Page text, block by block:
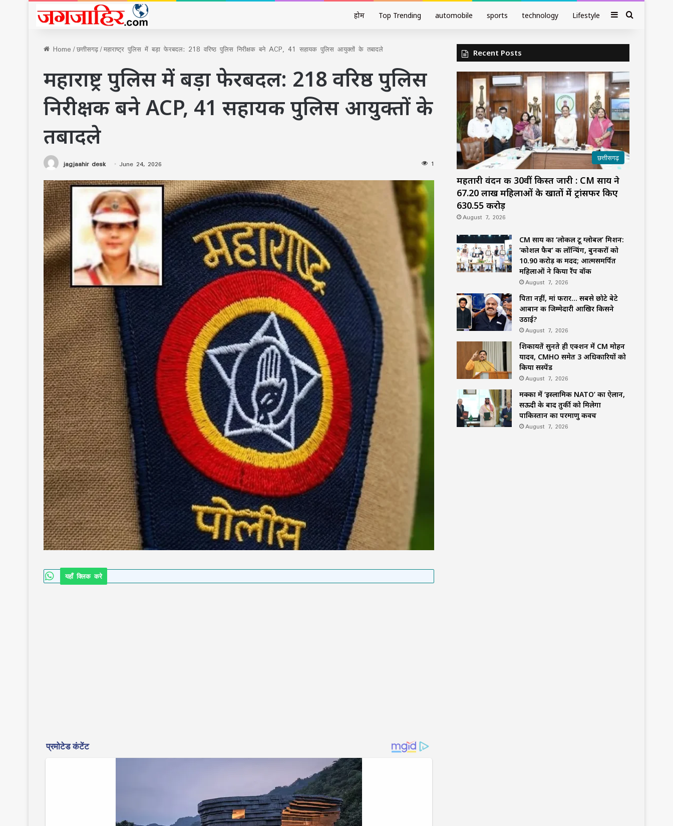
होम Top Trending automobile sports technology Lifestyle SidebarSearch
Home/छत्तीसगढ़/महाराष्ट्र पुलिस में बड़ा फेरबदल: 218 वरिष्ठ पुलिस निरीक्षक बने ACP, 41 सहायक पुलिस आयुक्तों के तबादले
महाराष्ट्र पुलिस में बड़ा फेरबदल: 218 वरिष्ठ पुलिस
निरीक्षक बने ACP, 41 सहायक पुलिस आयुक्तों के
तबादले
jagjaahir desk June 24, 2026 1
यहाँ क्लिक करे
Recent Posts
छत्तीसगढ़
महतारी वंदन की 30वीं किस्त जारी : CM साय ने
67.20 लाख महिलाओं के खातों में ट्रांसफर किए
₹630.55 करोड़
August 7, 2026
CM साय का ‘लोकल टू ग्लोबल’ मिशन:
‘कोशल फैब’ की लॉन्चिंग, बुनकरों को
10.90 करोड़ की मदद; आत्मसमर्पित
महिलाओं ने किया रैंप वॉक
August 7, 2026
पिता नहीं, मां फरार… सबसे छोटे बेटे
आबान की जिम्मेदारी आखिर किसने
उठाई?
August 7, 2026
शिकायतें सुनते ही एक्शन में CM मोहन
यादव, CMHO समेत 3 अधिकारियों को
किया सस्पेंड
August 7, 2026
मक्का में ‘इस्लामिक NATO’ का ऐलान,
सऊदी के बाद तुर्की को मिलेगा
पाकिस्तान का परमाणु कवच
August 7, 2026